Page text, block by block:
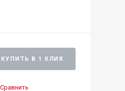
КУПИТЬ В 1 КЛИК
Сравнить